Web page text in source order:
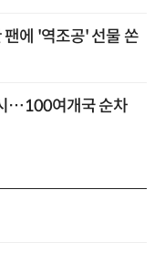
팬에 '역조공' 선물 쏜
…100여개국 순차